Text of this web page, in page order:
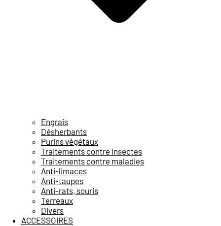
Engrais
Désherbants
Purins végétaux
Traitements contre insectes
Traitements contre maladies
Anti-limaces
Anti-taupes
Anti-rats, souris
Terreaux
Divers
ACCESSOIRES